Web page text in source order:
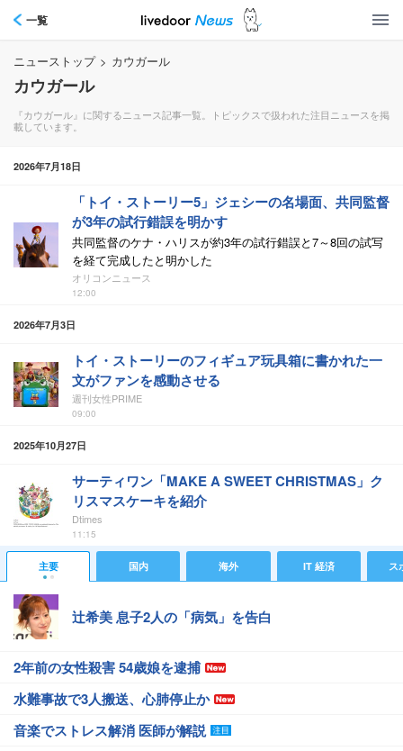
一覧
ニューストップ > カウガール
カウガール
『カウガール』に関するニュース記事一覧。トピックスで扱われた注目ニュースを掲
載しています。
2026年7月18日
「トイ・ストーリー5」ジェシーの名場面、共同監督
が3年の試行錯誤を明かす
共同監督のケナ・ハリスが約3年の試行錯誤と7～8回の試写
を経て完成したと明かした
オリコンニュース
12:00
2026年7月3日
トイ・ストーリーのフィギュア玩具箱に書かれた一
文がファンを感動させる
週刊女性PRIME
09:00
2025年10月27日
サーティワン「MAKE A SWEET CHRISTMAS」ク
リスマスケーキを紹介
Dtimes
11:15
主要 国内 海外 IT 経済 ス
辻希美 息子2人の「病気」を告白
2年前の女性殺害 54歳娘を逮捕
水難事故で3人搬送、心肺停止か
音楽でストレス解消 医師が解説